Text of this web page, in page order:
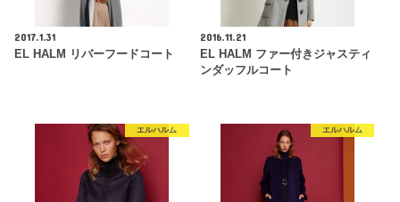
2017.1.31
EL HALM リバーフードコート
2016.11.21
EL HALM ファー付きジャスティ
ンダッフルコート
エルハルム エルハルム